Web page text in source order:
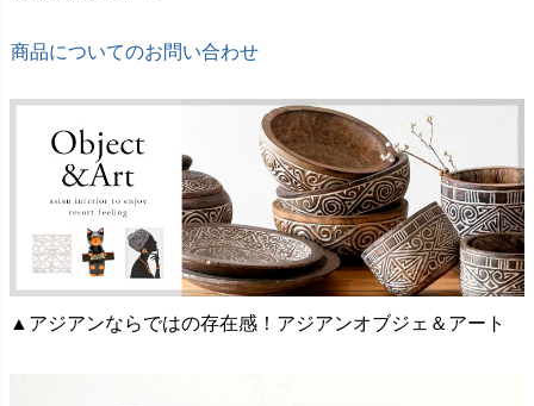
商品についてのお問い合わせ
▲アジアンならではの存在感！アジアンオブジェ＆アート